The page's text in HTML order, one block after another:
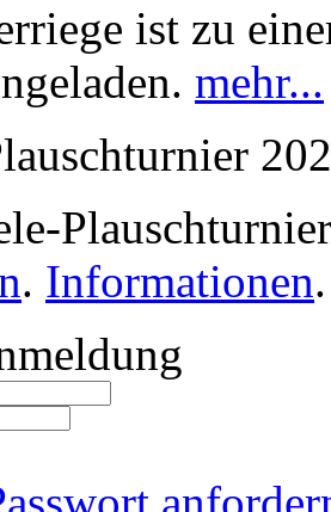
ist zu
mehr...
. Informationen.